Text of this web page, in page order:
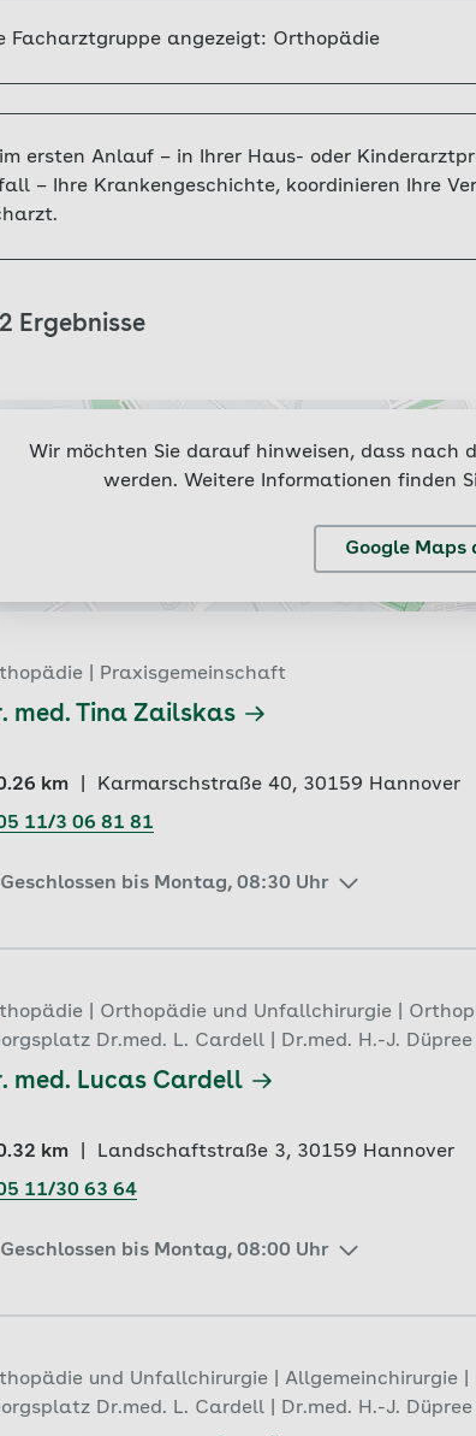
Facharztgruppe angezeigt: Orthopädie
ersten Anlauf – in Ihrer Haus- oder
– Ihre Krankengeschichte, koordinieren Ihre
Ergebnisse
Wir möchten Sie darauf hinweisen, dass
werden. Weitere Informationen finden
Google
| Praxisgemeinschaft
med. Tina Zailskas
km Karmarschstraße 40, 30159 Hannover
11/3 06 81 81
Geschlossen bis Montag, 08:30 Uhr
| Orthopädie und Unfallchirurgie |
Dr.med. L. Cardell | Dr.med. H.-J. Düpree
med. Lucas Cardell
km Landschaftstraße 3, 30159 Hannover
11/30 63 64
Geschlossen bis Montag, 08:00 Uhr
und Unfallchirurgie | Allgemeinchirurgie
Dr.med. L. Cardell | Dr.med. H.-J. Düpree